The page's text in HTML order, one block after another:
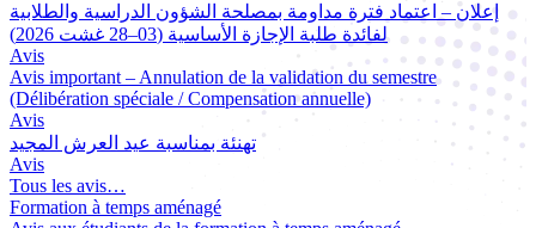
إعلان – اعتماد فترة مداومة بمصلحة الشؤون الدراسية والطلابية
لفائدة طلبة الإجازة الأساسية (03–28 غشت 2026)
Avis
Avis important – Annulation de la validation du semestre
(Délibération spéciale / Compensation annuelle)
Avis
تهنئة بمناسبة عيد العرش المجيد
Avis
Tous les avis…
Formation à temps aménagé